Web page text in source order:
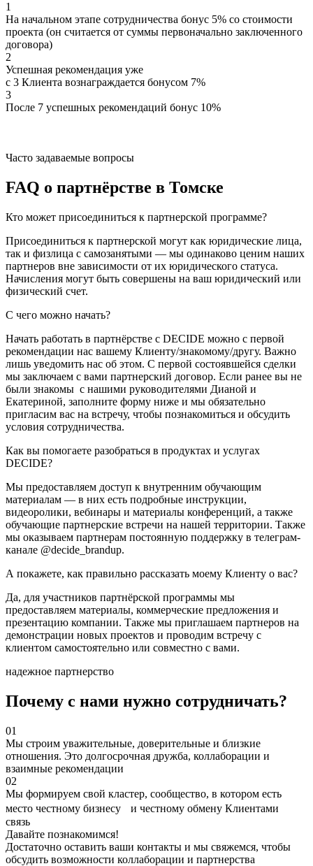
1
На начальном этапе сотрудничества бонус 5% со стоимости
проекта (он считается от суммы первоначально заключенного
договора)
2
Успешная рекомендация уже
с 3 Клиента вознаграждается бонусом 7%
3
После 7 успешных рекомендаций бонус 10%
Часто задаваемые вопросы
FAQ о партнёрстве в Томске
Кто может присоединиться к партнерской программе?
Присоединиться к партнерской могут как юридические лица,
так и физлица с самозанятыми — мы одинаково ценим наших
партнеров вне зависимости от их юридического статуса.
Начисления могут быть совершены на ваш юридический или
физический счет.
С чего можно начать?
Начать работать в партнёрстве с DECIDE можно с первой
рекомендации нас вашему Клиенту/знакомому/другу. Важно
лишь уведомить нас об этом. С первой состоявшейся сделки
мы заключаем с вами партнерский договор. Если ранее вы не
были знакомы с нашими руководителями Дианой и
Екатериной, заполните форму ниже и мы обязательно
пригласим вас на встречу, чтобы познакомиться и обсудить
условия сотрудничества.
Как вы помогаете разобраться в продуктах и услугах
DECIDE?
Мы предоставляем доступ к внутренним обучающим
материалам — в них есть подробные инструкции,
видеоролики, вебинары и материалы конференций, а также
обучающие партнерские встречи на нашей территории. Также
мы оказываем партнерам постоянную поддержку в телеграм-
канале @decide_brandup.
А покажете, как правильно рассказать моему Клиенту о вас?
Да, для участников партнёрской программы мы
предоставляем материалы, коммерческие предложения и
презентацию компании. Также мы приглашаем партнеров на
демонстрации новых проектов и проводим встречу с
клиентом самостоятельно или совместно с вами.
надежное партнерство
Почему с нами нужно сотрудничать?
01
Мы строим уважительные, доверительные и близкие
отношения. Это долгосрочная дружба, коллаборации и
взаимные рекомендации
02
Мы формируем свой кластер, сообщество, в котором есть
место честному бизнесу и честному обмену Клиентами
связь
Давайте познакомимся!
Достаточно оставить ваши контакты и мы свяжемся, чтобы
обсудить возможности коллаборации и партнерства